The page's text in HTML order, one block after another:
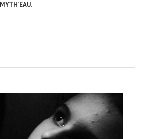
MYTH’EAU.